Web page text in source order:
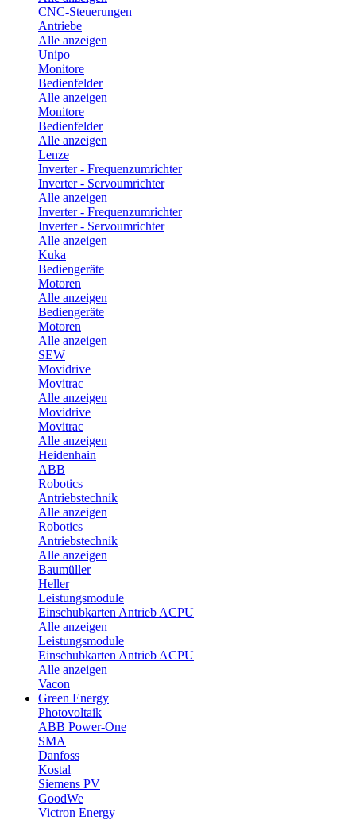
CNC-Steuerungen
Antriebe
Alle anzeigen
Unipo
Monitore
Bedienfelder
Alle anzeigen
Monitore
Bedienfelder
Alle anzeigen
Lenze
Inverter - Frequenzumrichter
Inverter - Servoumrichter
Alle anzeigen
Inverter - Frequenzumrichter
Inverter - Servoumrichter
Alle anzeigen
Kuka
Bediengeräte
Motoren
Alle anzeigen
Bediengeräte
Motoren
Alle anzeigen
SEW
Movidrive
Movitrac
Alle anzeigen
Movidrive
Movitrac
Alle anzeigen
Heidenhain
ABB
Robotics
Antriebstechnik
Alle anzeigen
Robotics
Antriebstechnik
Alle anzeigen
Baumüller
Heller
Leistungsmodule
Einschubkarten Antrieb ACPU
Alle anzeigen
Leistungsmodule
Einschubkarten Antrieb ACPU
Alle anzeigen
Vacon
Green Energy
Photovoltaik
ABB Power-One
SMA
Danfoss
Kostal
Siemens PV
GoodWe
Victron Energy